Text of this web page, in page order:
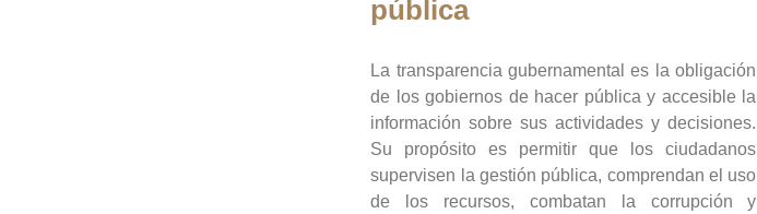
pública
La transparencia gubernamental es la obligación
de los gobiernos de hacer pública y accesible la
información sobre sus actividades y decisiones.
Su propósito es permitir que los ciudadanos
supervisen la gestión pública, comprendan el uso
de los recursos, combatan la corrupción y